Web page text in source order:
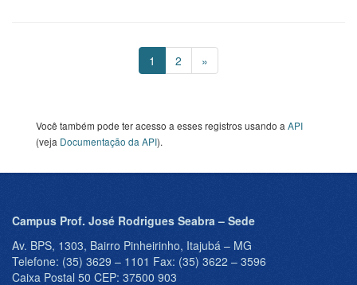
1 2 »
Você também pode ter acesso a esses registros usando a API
(veja Documentação da API).
Campus Prof. José Rodrigues Seabra – Sede
Av. BPS, 1303, Bairro Pinheirinho, Itajubá – MG
Telefone: (35) 3629 – 1101 Fax: (35) 3622 – 3596
Caixa Postal 50 CEP: 37500 903